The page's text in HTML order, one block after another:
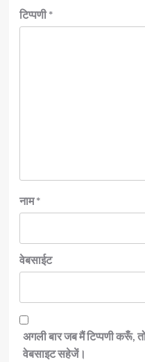
टिप्पणी*
नाम*
वेबसाईट
अगली बार जब मैं टिप्पणी करूँ,
वेबसाइट सहेजें।